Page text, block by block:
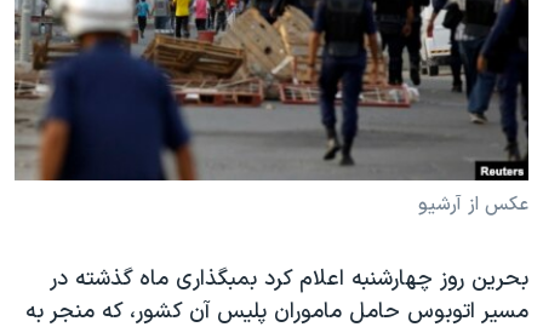
فرهنگ و زندگی
حقوق شهروندی
اقتصادی
اسرائیل در جنگ
آرشیو پخش زنده
مستندها
انتخابات ریاست جمهوری آمریکا ۲۰۲۴
حمله جمهوری اسلامی به اسرائیل
ورزش زنان در ایران
مجموعه مستندهای دادخواهی
دنبال کنید
زبانهای مختلف
عکس از آرشیو
بحرین روز چهارشنبه اعلام کرد بمبگذاری ماه گذشته در
مسیر اتوبوس حامل ماموران پلیس آن کشور، که منجر به